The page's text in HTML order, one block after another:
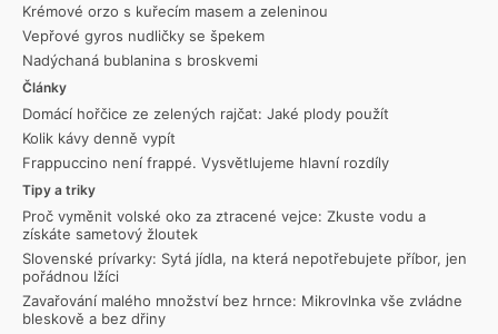
Krémové orzo s kuřecím masem a zeleninou
Vepřové gyros nudličky se špekem
Nadýchaná bublanina s broskvemi
Články
Domácí hořčice ze zelených rajčat: Jaké plody použít
Kolik kávy denně vypít
Frappuccino není frappé. Vysvětlujeme hlavní rozdíly
Tipy a triky
Proč vyměnit volské oko za ztracené vejce: Zkuste vodu a
získáte sametový žloutek
Slovenské prívarky: Sytá jídla, na která nepotřebujete příbor, jen
pořádnou lžíci
Zavařování malého množství bez hrnce: Mikrovlnka vše zvládne
bleskově a bez dřiny